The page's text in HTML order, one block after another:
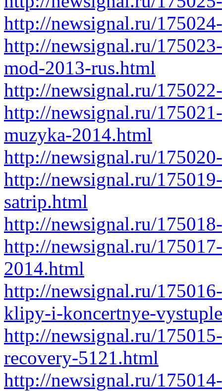
http://newsignal.ru/
http://newsignal.ru/
mod-2013-rus.html
http://newsignal.ru/
http://newsignal.ru/
muzyka-2014.html
http://newsignal.ru/
http://newsignal.ru/
satrip.html
http://newsignal.ru/
http://newsignal.ru/
2014.html
http://newsignal.ru/
klipy-i-koncertnye-
http://newsignal.ru/
recovery-5121.html
http://newsignal.ru/